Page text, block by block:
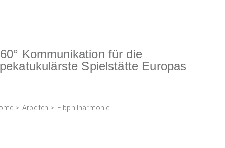
Kommunikation für die
Spielstätte Europas
>Arbeiten > Elbphilharmonie